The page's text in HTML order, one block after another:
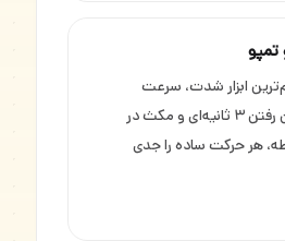
ابزار شدت، سرعت
اجراست؛ پایین رفتن ۳ ثانیه‌ای و مکث در
هر حرکت ساده را جدی